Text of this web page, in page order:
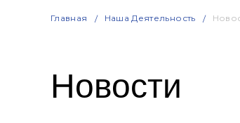
Главная Наша Деятельность
Новости